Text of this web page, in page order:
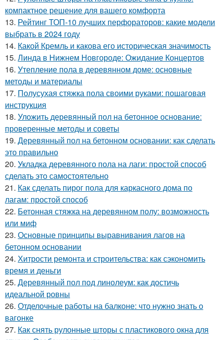
компактное решение для вашего комфорта
13. Рейтинг ТОП-10 лучших перфораторов: какие модели
выбрать в 2024 году
14. Какой Кремль и какова его историческая значимость
15. Линда в Нижнем Новгороде: Ожидание Концертов
16. Утепление пола в деревянном доме: основные
методы и материалы
17. Полусухая стяжка пола своими руками: пошаговая
инструкция
18. Уложить деревянный пол на бетонное основание:
проверенные методы и советы
19. Деревянный пол на бетонном основании: как сделать
это правильно
20. Укладка деревянного пола на лаги: простой способ
сделать это самостоятельно
21. Как сделать пирог пола для каркасного дома по
лагам: простой способ
22. Бетонная стяжка на деревянном полу: возможность
или миф
23. Основные принципы выравнивания лагов на
бетонном основании
24. Хитрости ремонта и строительства: как сэкономить
время и деньги
25. Деревянный пол под линолеум: как достичь
идеальной ровны
26. Отделочные работы на балконе: что нужно знать о
вагонке
27. Как снять рулонные шторы с пластикового окна для